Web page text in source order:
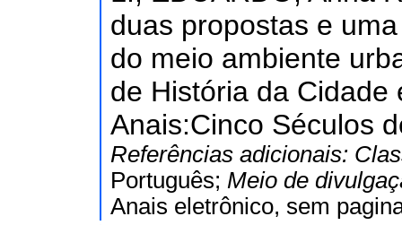
duas propostas e
do meio ambiente
de História da Cidade
Anais:Cinco Séculos
Referências adicionais:
Português; Meio de
Anais eletrônico, sem